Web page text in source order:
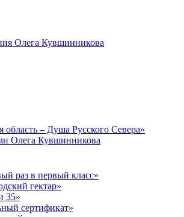
Олега Кувшинникова
область – Душа Русского Севера»
Олега Кувшинникова
раз в первый класс»
гектар»
35»
сертификат»